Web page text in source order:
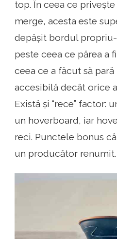
top. În ceea ce
merge, acesta este
depășit bordul
peste ceea ce părea a
ceea ce a făcut să pară
accesibilă decât orice
Există și “rece” factor:
un hoverboard, iar
reci. Punctele bonus
un producător renumit.